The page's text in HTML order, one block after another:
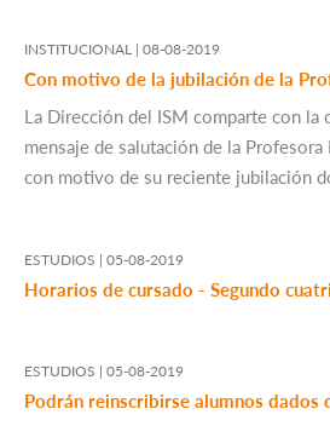
INSTITUCIONAL | 08-08-2019
Con motivo de la jubilación de la
La Dirección del ISM comparte con la
mensaje de salutación de la Profesora
con motivo de su reciente jubilación
ESTUDIOS | 05-08-2019
Horarios de cursado - Segundo
ESTUDIOS | 05-08-2019
Podrán reinscribirse alumnos dados